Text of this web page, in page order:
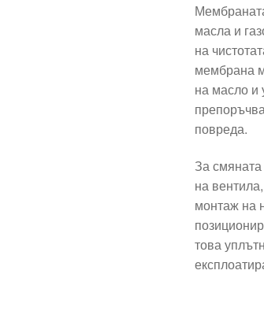
масла и
на
мембрана
на масло и
повреда.
За
на
монтаж на
това